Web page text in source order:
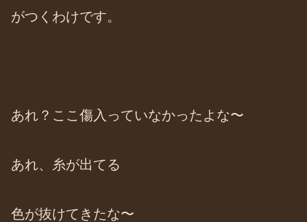
がつくわけです。
あれ？ここ傷入っていなかったよな〜
あれ、糸が出てる
色が抜けてきたな〜